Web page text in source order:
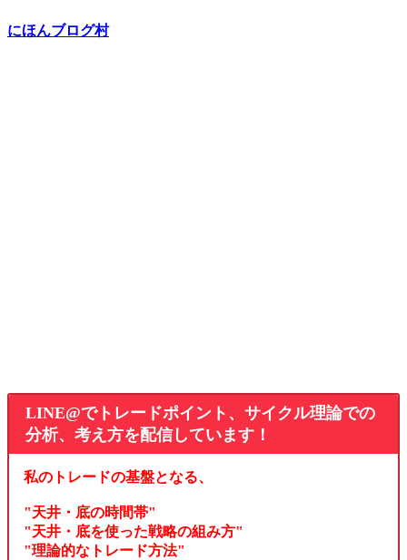
にほんブログ村
LINE@でトレードポイント、サイクル理論での
分析、考え方を配信しています！
私のトレードの基盤となる、
"天井・底の時間帯"
"天井・底を使った戦略の組み方"
"理論的なトレード方法"